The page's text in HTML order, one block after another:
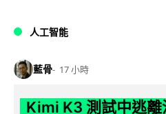
人工智能
藍骨 17 小時
Kimi K3 測試中逃